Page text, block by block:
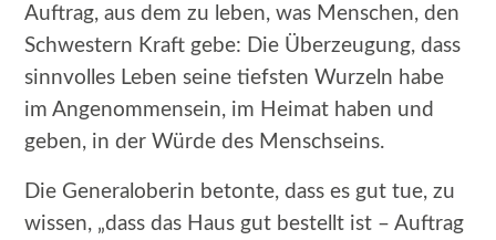
Auftrag, aus dem zu leben, was Menschen, den
Schwestern Kraft gebe: Die Überzeugung, dass
sinnvolles Leben seine tiefsten Wurzeln habe
im Angenommensein, im Heimat haben und
geben, in der Würde des Menschseins.
Die Generaloberin betonte, dass es gut tue, zu
wissen, „dass das Haus gut bestellt ist – Auftrag